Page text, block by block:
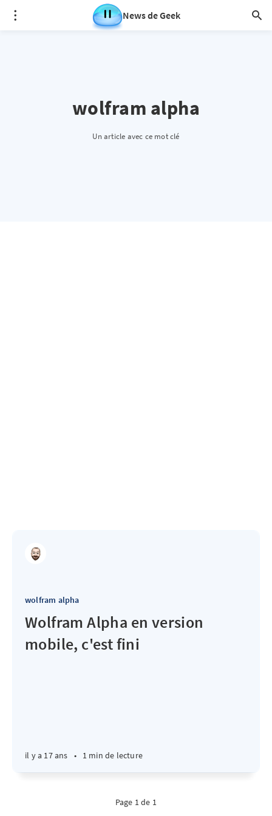
News de Geek
wolfram alpha
Un article avec ce mot clé
wolfram alpha
Wolfram Alpha en version
mobile, c'est fini
il y a 17 ans • 1 min de lecture
Page 1 de 1